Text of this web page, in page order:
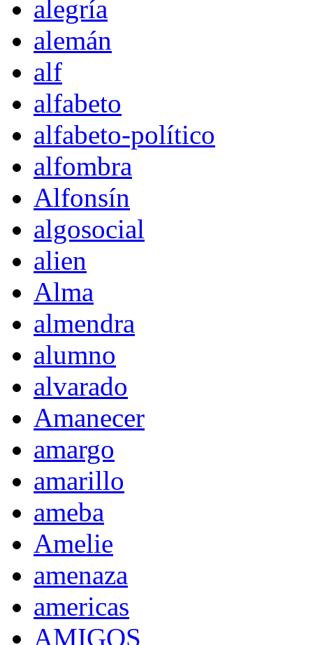
alegría
alemán
alf
alfabeto
alfabeto-político
alfombra
Alfonsín
algosocial
alien
Alma
almendra
alumno
alvarado
Amanecer
amargo
amarillo
ameba
Amelie
amenaza
americas
AMIGOS